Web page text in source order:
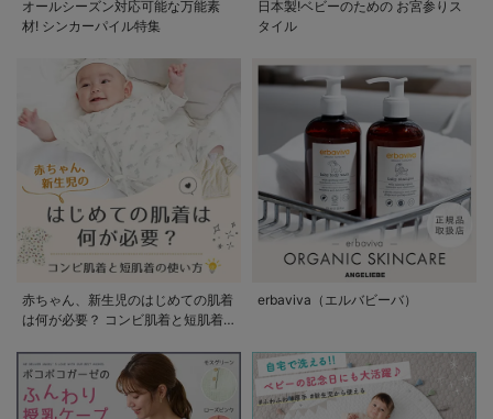
オールシーズン対応可能な万能素
材! シンカーパイル特集
日本製!ベビーのための お宮参りス
タイル
赤ちゃん、新生児のはじめての肌着
は何が必要？ コンビ肌着と短肌着
erbaviva（エルバビーバ）